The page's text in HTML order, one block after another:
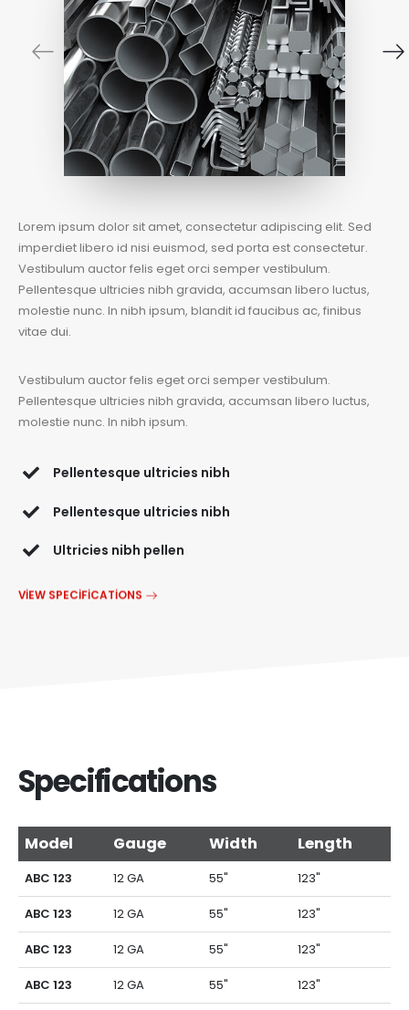
Lorem ipsum dolor sit amet, consectetur adipiscing elit. Sed
imperdiet libero id nisi euismod, sed porta est consectetur.
Vestibulum auctor felis eget orci semper vestibulum.
Pellentesque ultricies nibh gravida, accumsan libero luctus,
molestie nunc. In nibh ipsum, blandit id faucibus ac, finibus
vitae dui.
Vestibulum auctor felis eget orci semper vestibulum.
Pellentesque ultricies nibh gravida, accumsan libero luctus,
molestie nunc. In nibh ipsum.
Pellentesque ultricies nibh
Pellentesque ultricies nibh
Ultricies nibh pellen
VIEW SPECIFICATIONS
Specifications
Model Gauge Width Length
ABC 123 12 GA 55" 123"
ABC 123 12 GA 55" 123"
ABC 123 12 GA 55" 123"
ABC 123 12 GA 55" 123"